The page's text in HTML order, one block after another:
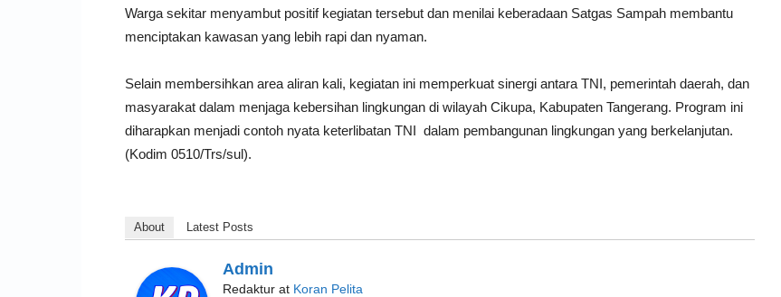
Warga sekitar menyambut positif kegiatan tersebut dan menilai keberadaan Satgas Sampah membantu
menciptakan kawasan yang lebih rapi dan nyaman.
Selain membersihkan area aliran kali, kegiatan ini memperkuat sinergi antara TNI, pemerintah daerah, dan
masyarakat dalam menjaga kebersihan lingkungan di wilayah Cikupa, Kabupaten Tangerang. Program ini
diharapkan menjadi contoh nyata keterlibatan TNI dalam pembangunan lingkungan yang berkelanjutan.
(Kodim 0510/Trs/sul).
About Latest Posts
Admin
Redaktur at Koran Pelita